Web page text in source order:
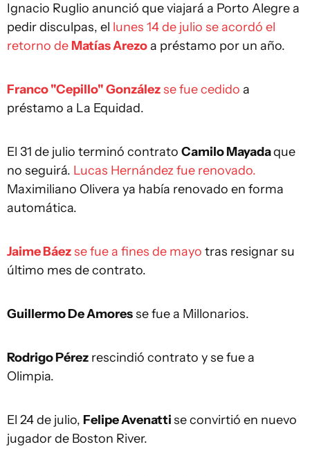
Ignacio Ruglio anunció que viajará a Porto Alegre a
pedir disculpas, el lunes 14 de julio se acordó el
retorno de Matías Arezoa préstamo por un año.
Franco "Cepillo" Gonzálezse fue cedido a
préstamo a La Equidad.
El 31 de julio terminó contrato Camilo Mayadaque
no seguirá. Lucas Hernández fue renovado.
Maximiliano Olivera ya había renovado en forma
automática.
Jaime Báezse fue a fines de mayo tras resignar su
último mes de contrato.
Guillermo De Amoresse fue a Millonarios.
Rodrigo Pérez rescindió contrato y se fue a
Olimpia.
El 24 de julio, Felipe Avenattise convirtió en nuevo
jugador de Boston River.